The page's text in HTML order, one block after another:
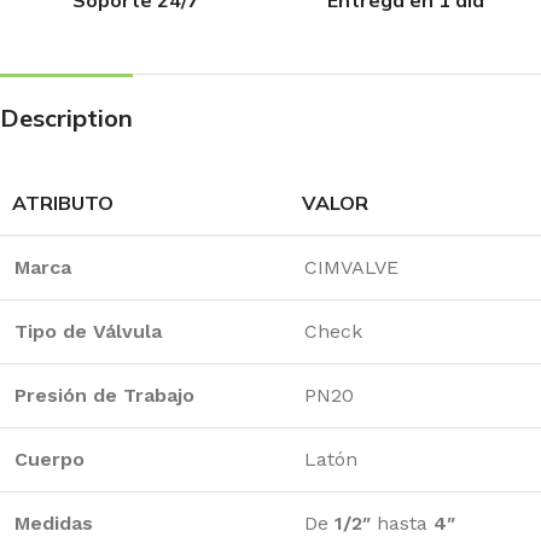
Description
ATRIBUTO VALOR
Marca CIMVALVE
Tipo de Válvula Check
Presión de Trabajo PN20
Cuerpo Latón
Medidas De 1/2″ hasta 4″